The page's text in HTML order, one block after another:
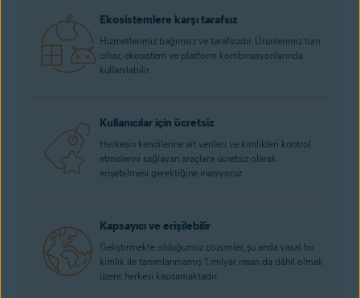
Ekosistemlere karşı tarafsız
Hizmetlerimiz bağımsız ve tarafsızdır. Ürünlerimiz tüm
cihaz, ekosistem ve platform kombinasyonlarında
kullanılabilir.
Kullanıcılar için ücretsiz
Herkesin kendilerine ait verileri ve kimlikleri kontrol
etmelerini sağlayan araçlara ücretsiz olarak
erişebilmesi gerektiğine inanıyoruz.
Kapsayıcı ve erişilebilir
Geliştirmekte olduğumuz çözümler, şu anda yasal bir
kimlik ile tanımlanmamış 1 milyar insan da dâhil olmak
üzere, herkesi kapsamaktadır.